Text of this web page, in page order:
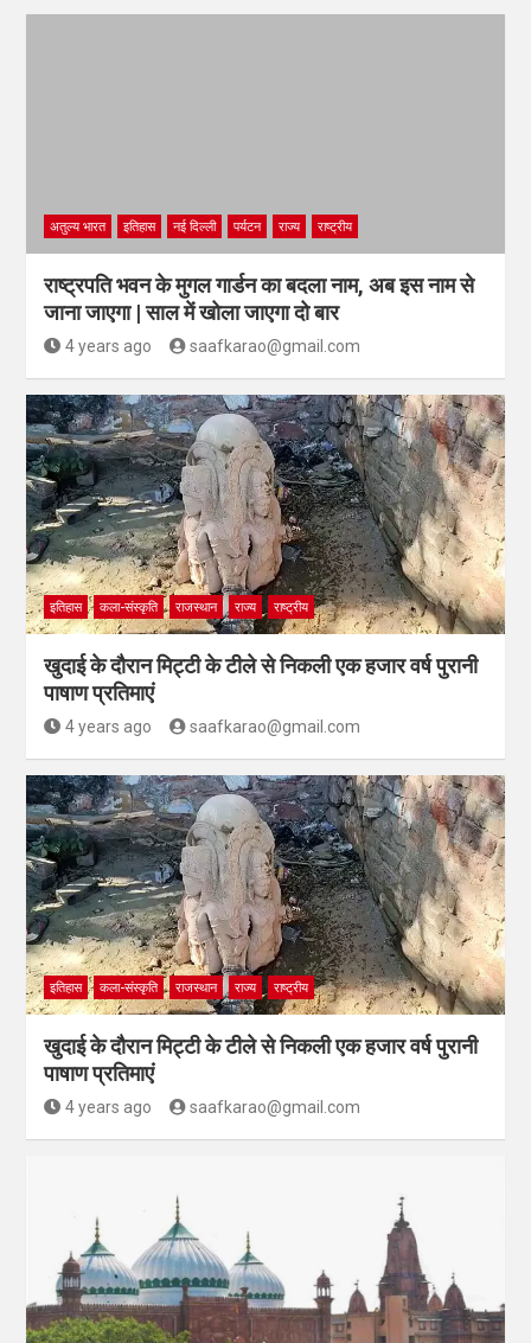
अतुल्य भारत इतिहास नई दिल्ली पर्यटन राज्य राष्ट्रीय
राष्ट्रपति भवन के मुगल गार्डन का बदला नाम, अब इस नाम से
जाना जाएगा | साल में खोला जाएगा दो बार
4 years ago saafkarao@gmail.com
इतिहास कला-संस्कृति राजस्थान राज्य राष्ट्रीय
खुदाई के दौरान मिट्टी के टीले से निकली एक हजार वर्ष पुरानी
पाषाण प्रतिमाएं
4 years ago saafkarao@gmail.com
इतिहास कला-संस्कृति राजस्थान राज्य राष्ट्रीय
खुदाई के दौरान मिट्टी के टीले से निकली एक हजार वर्ष पुरानी
पाषाण प्रतिमाएं
4 years ago saafkarao@gmail.com